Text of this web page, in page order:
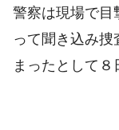
警察は現場で目
って聞き込み捜
まったとして８